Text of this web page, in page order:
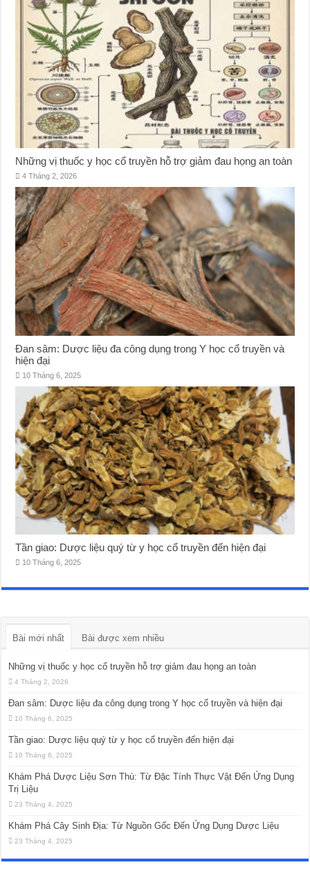
Những vị thuốc y học cổ truyền hỗ trợ giảm đau họng an toàn
4 Tháng 2, 2026
Đan sâm: Dược liệu đa công dụng trong Y học cổ truyền và
hiện đại
10 Tháng 6, 2025
Tần giao: Dược liệu quý từ y học cổ truyền đến hiện đại
10 Tháng 6, 2025
Bài mới nhất Bài được xem nhiều
Những vị thuốc y học cổ truyền hỗ trợ giảm đau họng an toàn
4 Tháng 2, 2026
Đan sâm: Dược liệu đa công dụng trong Y học cổ truyền và hiện đại
10 Tháng 6, 2025
Tần giao: Dược liệu quý từ y học cổ truyền đến hiện đại
10 Tháng 6, 2025
Khám Phá Dược Liệu Sơn Thù: Từ Đặc Tính Thực Vật Đến Ứng Dụng
Trị Liệu
23 Tháng 4, 2025
Khám Phá Cây Sinh Địa: Từ Nguồn Gốc Đến Ứng Dụng Dược Liệu
23 Tháng 4, 2025